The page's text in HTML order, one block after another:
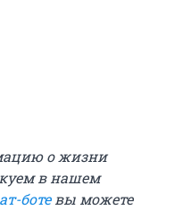
о жизни
в нашем
ботевы можете